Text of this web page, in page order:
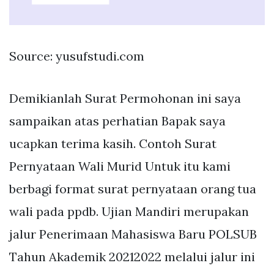
Source: yusufstudi.com
Demikianlah Surat Permohonan ini saya
sampaikan atas perhatian Bapak saya
ucapkan terima kasih. Contoh Surat
Pernyataan Wali Murid Untuk itu kami
berbagi format surat pernyataan orang tua
wali pada ppdb. Ujian Mandiri merupakan
jalur Penerimaan Mahasiswa Baru POLSUB
Tahun Akademik 20212022 melalui jalur ini